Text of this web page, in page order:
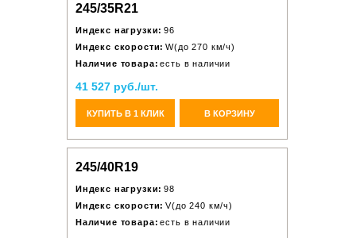
245/35R21
Индекс нагрузки: 96
Индекс скорости: W(до 270 км/ч)
Наличие товара: есть в наличии
41 527 руб./шт.
КУПИТЬ В 1 КЛИК В КОРЗИНУ
245/40R19
Индекс нагрузки: 98
Индекс скорости: V(до 240 км/ч)
Наличие товара: есть в наличии